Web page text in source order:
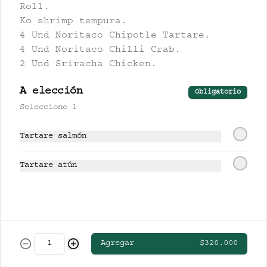
CERVEZAS
Roll.
Ko shrimp tempura.
4 Und Noritaco Chipotle Tartare.
4 Und Noritaco Chilli Crab.
2 Und Sriracha Chicken.
A elección Obligatorio
Seleccione 1
Tartare salmón
Tartare atún
Agregar $320.000